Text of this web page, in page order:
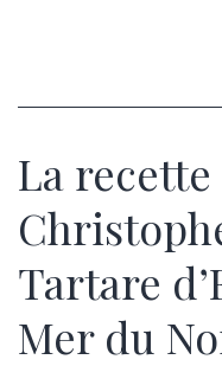
La
Tartare
Mer du